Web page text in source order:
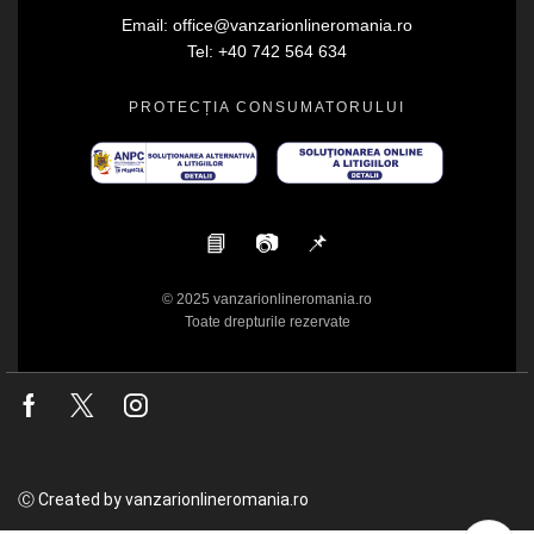
Email: office@vanzarionlineromania.ro
Tel: +40 742 564 634
PROTECȚIA CONSUMATORULUI
📘 📷 📌
© 2025 vanzarionlineromania.ro
Toate drepturile rezervate
Facebook
Twitter
Ⓒ Created by vanzarionlineromania.ro